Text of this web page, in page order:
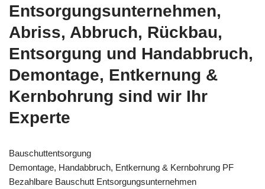
Entsorgungsunternehmen,
Abriss, Abbruch, Rückbau,
Entsorgung und Handabbruch,
Demontage, Entkernung &
Kernbohrung sind wir Ihr
Experte
Bauschuttentsorgung
Demontage, Handabbruch, Entkernung & Kernbohrung PF
Bezahlbare Bauschutt Entsorgungsunternehmen